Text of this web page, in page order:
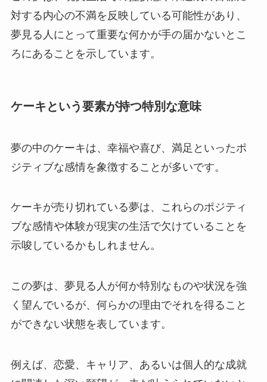
対する内心の不満を反映している可能性があり、
夢見る人にとって重要な何かが手の届かないとこ
ろにあることを示しています。
ケーキという要素が持つ特別な意味
夢の中のケーキは、幸福や喜び、満足といったポ
ジティブな感情を象徴することが多いです。
ケーキが売り切れている夢は、これらのポジティ
ブな感情や体験が現実の生活で欠けていることを
示唆しているかもしれません。
この夢は、夢見る人が何か特別なものや状況を強
く望んでいるが、何らかの理由でそれを得ること
ができない状態を表しています。
例えば、恋愛、キャリア、あるいは個人的な成就